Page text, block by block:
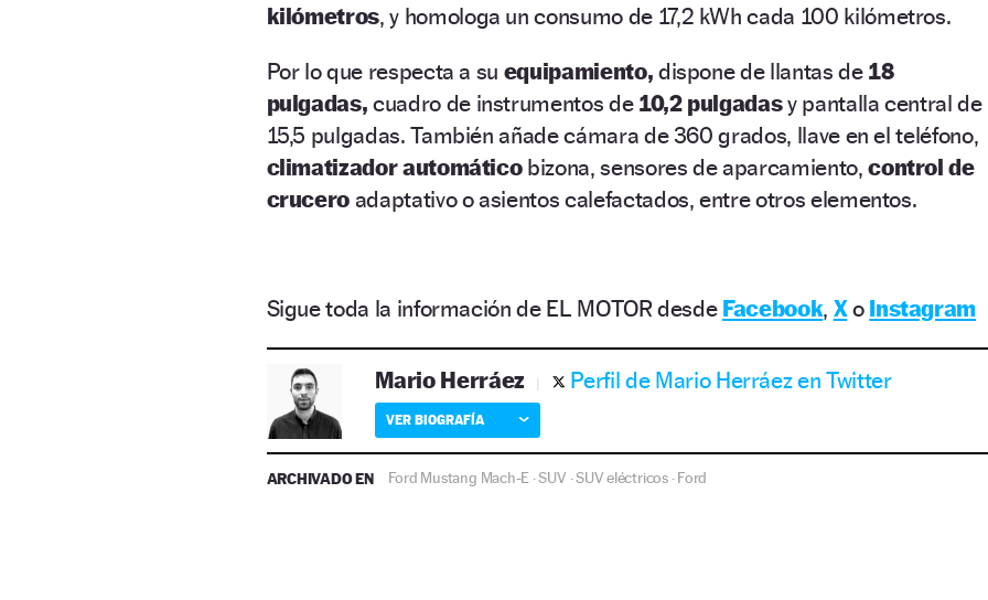
kilómetros, y homologa un consumo de 17,2 kWh cada 100 kilómetros.
Por lo que respecta a su equipamiento, dispone de llantas de 18
pulgadas, cuadro de instrumentos de 10,2 pulgadasy pantalla central de
15,5 pulgadas. También añade cámara de 360 grados, llave en el teléfono,
climatizador automáticobizona, sensores de aparcamiento,control de
crucero adaptativo o asientos calefactados, entre otros elementos.
Sigue toda la información de EL MOTOR desde Facebook, Xo Instagram
Mario Herráez Perfil de Mario Herráez en Twitter
VER BIOGRAFÍA
ARCHIVADO EN Ford Mustang Mach-E ·SUV ·SUV eléctricos·Ford